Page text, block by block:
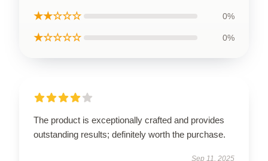
★★☆☆☆ 0%
★☆☆☆☆ 0%
The product is exceptionally crafted and provides
outstanding results; definitely worth the purchase.
Sep 11, 2025